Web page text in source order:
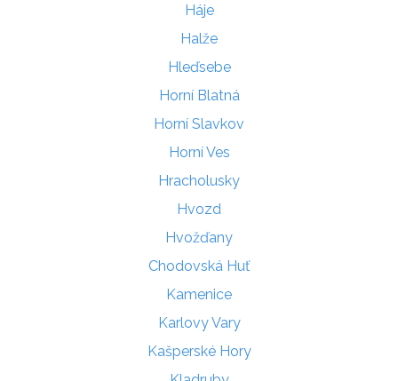
Háje
Halže
Hleďsebe
Horní Blatná
Horní Slavkov
Horní Ves
Hracholusky
Hvozd
Hvožďany
Chodovská Huť
Kamenice
Karlovy Vary
Kašperské Hory